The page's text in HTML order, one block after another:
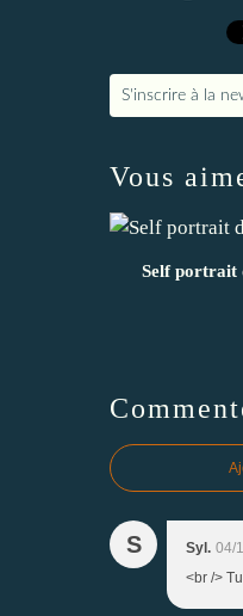
S'inscrire à la
Vous
Self portrait
S Syl. 04/
<br />